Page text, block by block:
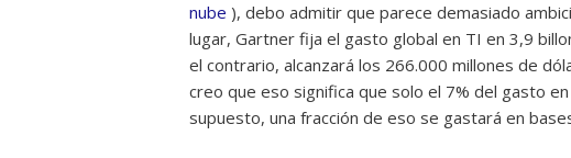
nube ), debo admitir que parece demasiado
lugar, Gartner fija el gasto global en TI en 3,9
el contrario, alcanzará los 266.000 millones de
creo que eso significa que solo el 7% del gasto
supuesto, una fracción de eso se gastará en